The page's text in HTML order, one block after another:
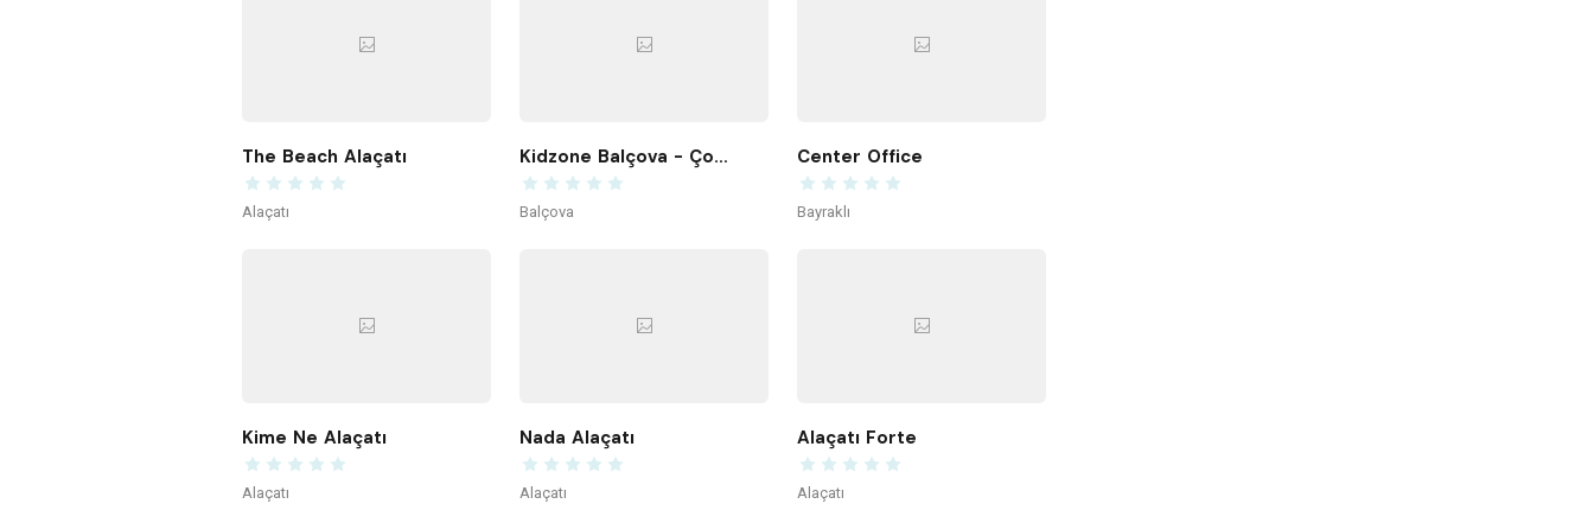
The Beach Alaçatı
Alaçatı
Kidzone Balçova - Çocuk Gelişim ve Aktivite Merkezi
Balçova
Center Office
Bayraklı
Kime Ne Alaçatı
Alaçatı
Nada Alaçatı
Alaçatı
Alaçatı Forte
Alaçatı